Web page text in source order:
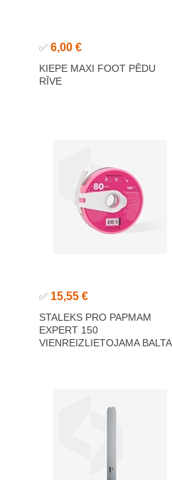
✅ 6,00 €
KIEPE MAXI FOOT PĒDU
RĪVE
✅ 15,55 €
STALEKS PRO PAPMAM
EXPERT 150
VIENREIZLIETOJAMA BALTA